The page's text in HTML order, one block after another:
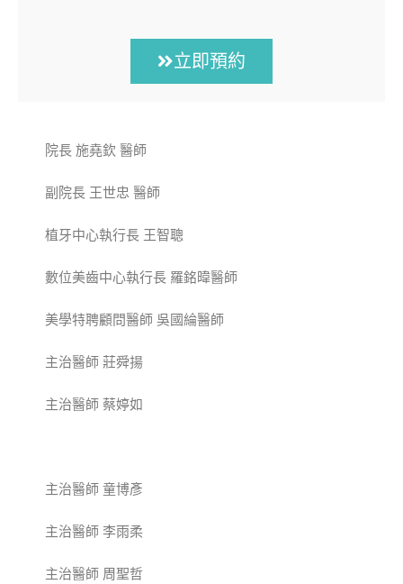
立即預約
院長 施堯欽 醫師
副院長 王世忠 醫師
植牙中心執行長 王智聰
數位美齒中心執行長 羅銘暐醫師
美學特聘顧問醫師 吳國綸醫師
主治醫師 莊舜揚
主治醫師 蔡婷如
主治醫師 童博彥
主治醫師 李雨柔
主治醫師 周聖哲​